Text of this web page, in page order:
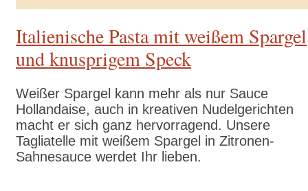
Italienische Pasta mit weißem Spargel
und knusprigem Speck
Weißer Spargel kann mehr als nur Sauce
Hollandaise, auch in kreativen Nudelgerichten
macht er sich ganz hervorragend. Unsere
Tagliatelle mit weißem Spargel in Zitronen-
Sahnesauce werdet Ihr lieben.